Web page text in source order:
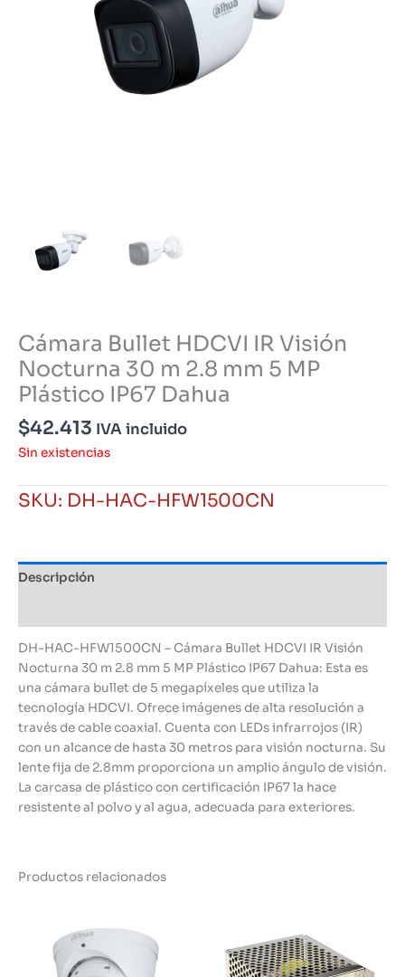
Cámara Bullet HDCVI IR Visión
Nocturna 30 m 2.8 mm 5 MP
Plástico IP67 Dahua
$42.413 IVA incluido
Sin existencias
SKU: DH-HAC-HFW1500CN
Descripción
DH-HAC-HFW1500CN – Cámara Bullet HDCVI IR Visión
Nocturna 30 m 2.8 mm 5 MP Plástico IP67 Dahua: Esta es
una cámara bullet de 5 megapíxeles que utiliza la
tecnología HDCVI. Ofrece imágenes de alta resolución a
través de cable coaxial. Cuenta con LEDs infrarrojos (IR)
con un alcance de hasta 30 metros para visión nocturna. Su
lente fija de 2.8mm proporciona un amplio ángulo de visión.
La carcasa de plástico con certificación IP67 la hace
resistente al polvo y al agua, adecuada para exteriores.
Productos relacionados